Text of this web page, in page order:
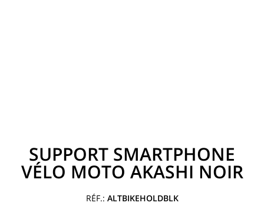
SUPPORT SMARTPHONE
VÉLO MOTO AKASHI NOIR
ALTBIKEHOLDBLK